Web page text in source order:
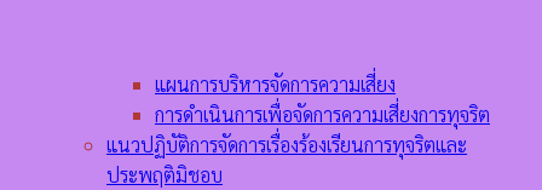
แผนการบริหารจัดการความเสี่ยง
การดำเนินการเพื่อจัดการความเสี่ยงการทุจริต
แนวปฏิบัติการจัดการเรื่องร้องเรียนการทุจริตและ
ประพฤติมิชอบ